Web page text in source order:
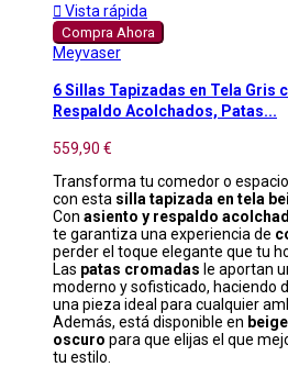
 Vista rápida
Compra Ahora
Meyvaser
6 Sillas Tapizadas en Tela Gris
Respaldo Acolchados, Patas...
559,90 €
Transforma tu comedor o
con esta silla tapizada en tela
Con asiento y respaldo
te garantiza una experiencia de
perder el toque elegante que tu
Las patas cromadas le aportan
moderno y sofisticado, haciendo
una pieza ideal para cualquier
Además, está disponible en
oscuro para que elijas el que
tu estilo.